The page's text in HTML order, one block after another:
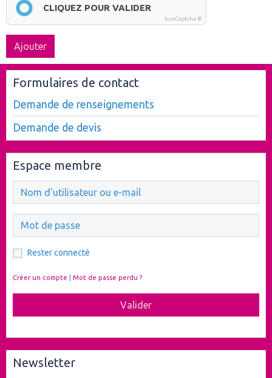
CLIQUEZ POUR VALIDER
IconCaptcha ©
Ajouter
Formulaires de contact
Demande de renseignements
Demande de devis
Espace membre
Rester connecté
Créer un compte Mot de passe perdu ?
Valider
Newsletter